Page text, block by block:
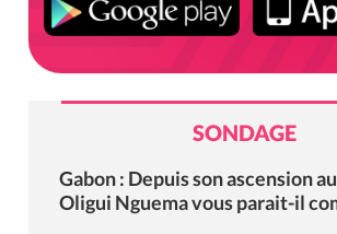
SONDAGE
Gabon : Depuis son ascension
Oligui Nguema vous parait-il